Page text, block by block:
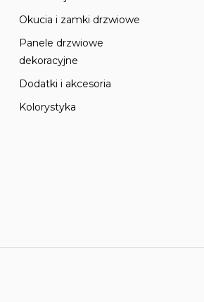
Okucia i zamki drzwiowe
Panele drzwiowe
dekoracyjne
Dodatki i akcesoria
Kolorystyka